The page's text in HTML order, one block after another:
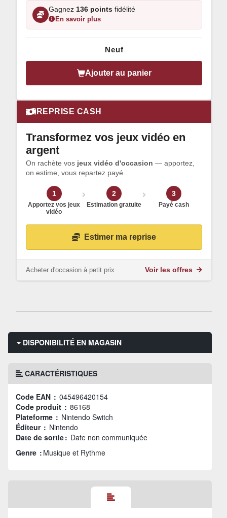
Gagnez 136 points fidélité
En savoir plus
Neuf
Ajouter au panier
REPRISE CASH
Transformez vos jeux vidéo en
argent
On rachète vos jeux vidéo d'occasion — apportez,
on estime, vous repartez payé.
1
Apportez vos jeux
vidéo
2
Estimation gratuite
3
Payé cash
Estimer ma reprise
Acheter d'occasion à petit prix Voir les offres
DISPONIBILITÉ EN MAGASIN
CARACTÉRISTIQUES
Code EAN : 045496420154
Code produit : 86168
Plateforme : Nintendo Switch
Éditeur : Nintendo
Date de sortie : Date non communiquée
Genre : Musique et Rythme